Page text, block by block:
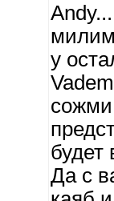
у
будет
Да с